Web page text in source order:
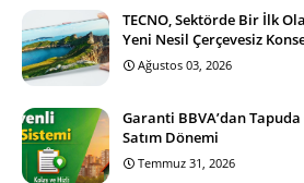
TECNO, Sektörde Bir İlk
Yeni Nesil Çerçevesiz
Ağustos 03, 2026
Garanti BBVA’dan
Satım Dönemi
Temmuz 31, 2026